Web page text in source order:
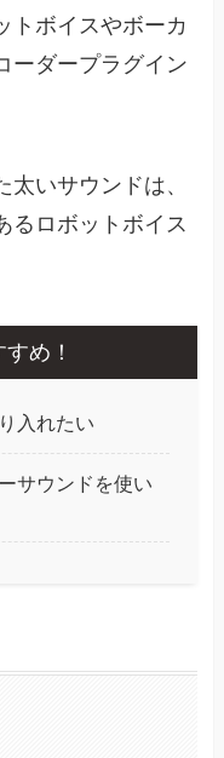
トボイスやボーカ
ーダープラグイン
いサウンドは、
るロボットボイス
め！
入れたい
サウンドを使い